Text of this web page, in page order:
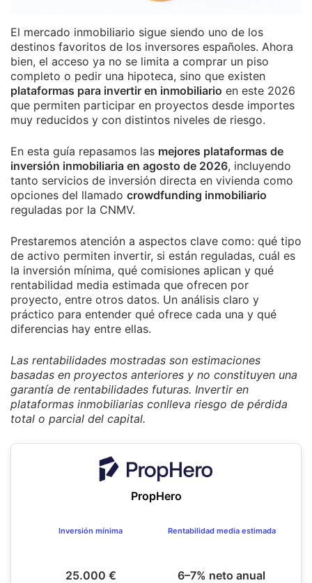
El mercado inmobiliario sigue siendo uno de los
destinos favoritos de los inversores españoles. Ahora
bien, el acceso ya no se limita a comprar un piso
completo o pedir una hipoteca, sino que existen
plataformas para invertir en inmobiliario en este 2026
que permiten participar en proyectos desde importes
muy reducidos y con distintos niveles de riesgo.
En esta guía repasamos las mejores plataformas de
inversión inmobiliaria en agosto de 2026, incluyendo
tanto servicios de inversión directa en vivienda como
opciones del llamado crowdfunding inmobiliario
reguladas por la CNMV.
Prestaremos atención a aspectos clave como: qué tipo
de activo permiten invertir, si están reguladas, cuál es
la inversión mínima, qué comisiones aplican y qué
rentabilidad media estimada que ofrecen por
proyecto, entre otros datos. Un análisis claro y
práctico para entender qué ofrece cada una y qué
diferencias hay entre ellas.
Las rentabilidades mostradas son estimaciones
basadas en proyectos anteriores y no constituyen una
garantía de rentabilidades futuras. Invertir en
plataformas inmobiliarias conlleva riesgo de pérdida
total o parcial del capital.
PropHero
Inversión mínima
25.000 €
Rentabilidad media estimada
6–7% neto anual